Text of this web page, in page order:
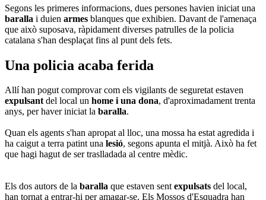
Segons les primeres informacions, dues persones havien iniciat una
baralla i duien armes blanques que exhibien. Davant de l'amenaça
que això suposava, ràpidament diverses patrulles de la policia
catalana s'han desplaçat fins al punt dels fets.
Una policia acaba ferida
Allí han pogut comprovar com els vigilants de seguretat estaven
expulsantdel local un home i una dona, d'aproximadament trenta
anys, per haver iniciat la baralla.
Quan els agents s'han apropat al lloc, una mossa ha estat agredida i
ha caigut a terra patint una lesió, segons apunta el mitjà. Això ha fet
que hagi hagut de ser traslladada al centre mèdic.
Els dos autors de la baralla que estaven sentexpulsats del local,
han tornat a entrar-hi per amagar-se. Els Mossos d'Esquadra han